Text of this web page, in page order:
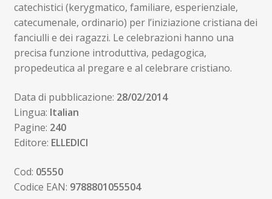
catechistici (kerygmatico, familiare, esperienziale,
catecumenale, ordinario) per l’iniziazione cristiana dei
fanciulli e dei ragazzi. Le celebrazioni hanno una
precisa funzione introduttiva, pedagogica,
propedeutica al pregare e al celebrare cristiano.
Data di pubblicazione: 28/02/2014
Lingua: Italian
Pagine: 240
Editore: ELLEDICI
Cod: 05550
Codice EAN: 9788801055504